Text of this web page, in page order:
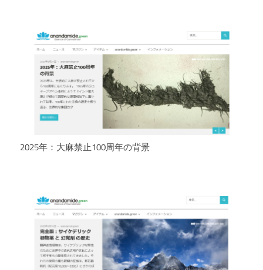
2025年：大麻禁止100周年の背景